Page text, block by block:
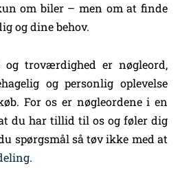
om biler – men om at finde
og dine behov.
og troværdighed er nøgleord,
og personlig oplevelse
For os er nøgleordene i en
du har tillid til os og føler dig
spørgsmål så tøv ikke med at
.